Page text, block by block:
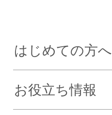
はじめての方へ
お役立ち情報